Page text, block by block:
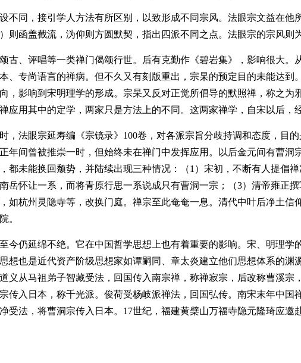
不同，接引学人方法有所区别，以致形成不同宗风。法眼宗文益在他
则函盖截流，沩仰则方圆默契，指出四派不同之点。法眼宗的宗风则
古、评唱等一类禅门偈颂行世。后有克勤作《碧岩集》，影响很大。
、专尚语言的禅病。但不久又有刻版重出，宗杲的预定目的未能达到
，影响到宋明理学的形成。宗杲又反对正觉所倡导的默照禅，称之为
应用其中的定学，两家只是方法上的不同。这两家禅学，自宋以后，
，法眼宗延寿编《宗镜录》100卷，对各派宗旨分歧持调和态度，目
年间曾被推崇一时，但始终未在禅门中发挥应用。以后金元间有曹洞
都未能换回颓势，并陆续出现三种情况：（1）宋初，不断有人提倡
岳怀让一系，而将青原行思一系说成只有曹洞一宗；（3）清帝雍正
如杭州灵隐寺等，改换门庭。禅宗至此奄奄一息。清代中叶后净土信
。
今仍延绵不绝。它在中国哲学思想上也有着重要的影响。宋、明理学
想也是近代资产阶级思想家如谭嗣同、章太炎建立他们思想体系的渊
义从马祖弟子智藏受法，回国传入南宗禅，称禅寂宗，后改称曹溪宗
传入日本，称千光派。俊荷受杨岐派禅法，回国弘传。南宋末年中国
受法，将曹洞宗传入日本。17世纪，福建黄檗山万福寺隐元隆琦应邀